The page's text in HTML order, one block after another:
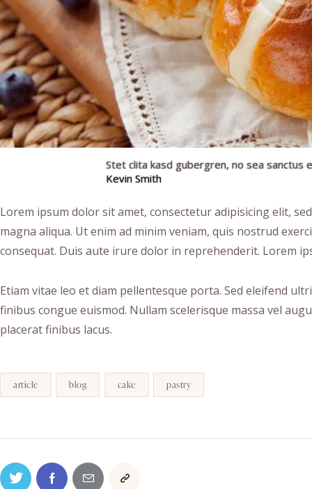
Stet clita kasd gubergren, no sea sanctus
Kevin Smith
Lorem ipsum dolor sit amet, consectetur adipisicing elit,
magna aliqua. Ut enim ad minim veniam, quis nostrud
consequat. Duis aute irure dolor in reprehenderit. Lorem
Etiam vitae leo et diam pellentesque porta. Sed eleifend
finibus congue euismod. Nullam scelerisque massa vel
placerat finibus lacus.
article blog cake pastry